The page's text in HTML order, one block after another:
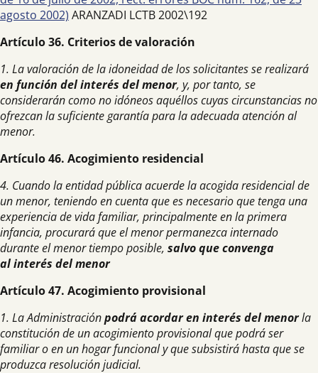
agosto 2002) ARANZADI LCTB 2002\192
Artículo 36. Criterios de valoración
1. La valoración de la idoneidad de los solicitantes se realizará
en función del interés del menor, y, por tanto, se
considerarán como no idóneos aquéllos cuyas circunstancias no
ofrezcan la suficiente garantía para la adecuada atención al
menor.
Artículo 46. Acogimiento residencial
4. Cuando la entidad pública acuerde la acogida residencial de
un menor, teniendo en cuenta que es necesario que tenga una
experiencia de vida familiar, principalmente en la primera
infancia, procurará que el menor permanezca internado
durante el menor tiempo posible, salvo que convenga
al interés del menor
Artículo 47. Acogimiento provisional
1. La Administraciónpodrá acordar en interés del menorla
constitución de un acogimiento provisional que podrá ser
familiar o en un hogar funcional y que subsistirá hasta que se
produzca resolución judicial.